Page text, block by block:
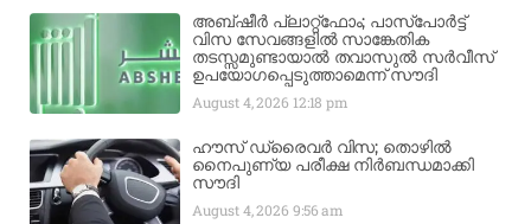
അബ്ഷീർ പ്ലാറ്റ്‌ഫോം; പാസ്‌പോർട്ട്
വിസ സേവങ്ങളിൽ സാങ്കേതിക
തടസ്സമുണ്ടായാൽ തവാസുൽ സർവീസ്
ഉപയോഗപ്പെടുത്താമെന്ന് സൗദി
August 4, 2026 12:18 pm
ഹൗസ് ഡ്രൈവർ വിസ; തൊഴിൽ
നൈപുണ്യ പരീക്ഷ നിർബന്ധമാക്കി
സൗദി
August 4, 2026 9:56 am